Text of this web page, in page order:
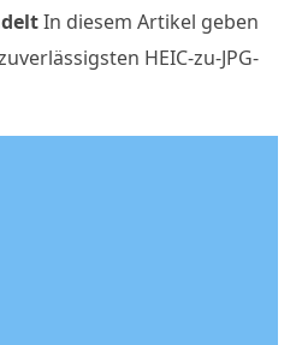
In diesem Artikel geben
HEIC-zu-JPG-